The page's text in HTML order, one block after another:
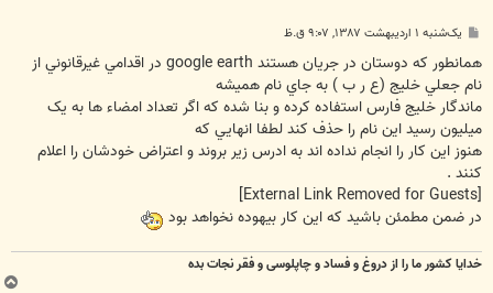
ت
یک‌شنبه ۱ اردیبهشت ۱۳۸۷, ۹:۰۷ ق.ظ
همانطور که دوستان در جريان هستند google earth در اقدامي غيرقانوني از
نام جعلي خليج (ع ر ب ) به جاي نام هميشه
ماندگار خليج فارس استفاده کرده و بنا شده که اگر تعداد امضاء ها به يک
ميليون رسيد اين نام را حذف کند لطفا انهايي که
هنوز اين کار را انجام نداده اند به ادرس زير بروند و اعتراض خودشان را اعلام
کنند .
[External Link Removed for Guests]
در ضمن مطمئن باشيد که اين کار بيهوده نخواهد بود
خدایا کشور ما را از دروغ و فساد و چاپلوسی و فقر نجات بده